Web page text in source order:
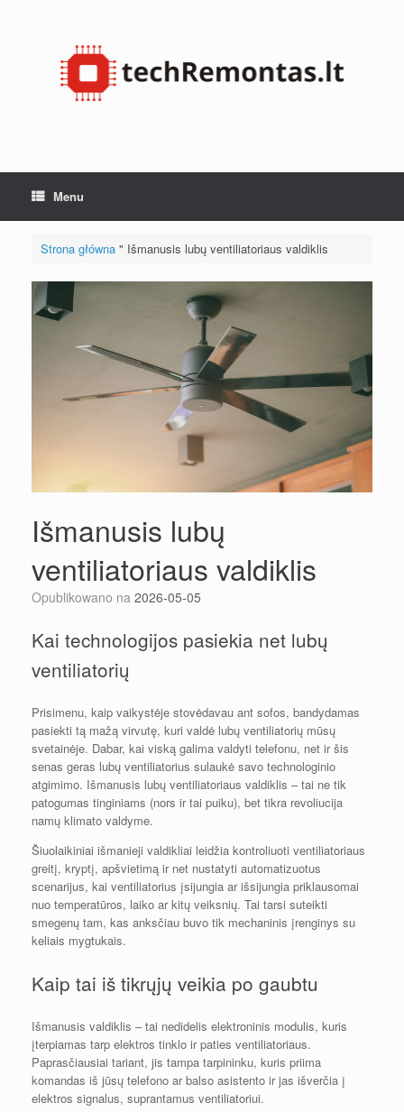
Menu
Strona główna" Išmanusis lubų ventiliatoriaus valdiklis
Išmanusis lubų
ventiliatoriaus valdiklis
Opublikowano na 2026-05-05
Kai technologijos pasiekia net lubų
ventiliatorių
Prisimenu, kaip vaikystėje stovėdavau ant sofos, bandydamas
pasiekti tą mažą virvutę, kuri valdė lubų ventiliatorių mūsų
svetainėje. Dabar, kai viską galima valdyti telefonu, net ir šis
senas geras lubų ventiliatorius sulaukė savo technologinio
atgimimo. Išmanusis lubų ventiliatoriaus valdiklis – tai ne tik
patogumas tinginiams (nors ir tai puiku), bet tikra revoliucija
namų klimato valdyme.
Šiuolaikiniai išmanieji valdikliai leidžia kontroliuoti ventiliatoriaus
greitį, kryptį, apšvietimą ir net nustatyti automatizuotus
scenarijus, kai ventiliatorius įsijungia ar išsijungia priklausomai
nuo temperatūros, laiko ar kitų veiksnių. Tai tarsi suteikti
smegenų tam, kas anksčiau buvo tik mechaninis įrenginys su
keliais mygtukais.
Kaip tai iš tikrųjų veikia po gaubtu
Išmanusis valdiklis – tai nedidelis elektroninis modulis, kuris
įterpiamas tarp elektros tinklo ir paties ventiliatoriaus.
Paprasčiausiai tariant, jis tampa tarpininku, kuris priima
komandas iš jūsų telefono ar balso asistento ir jas išverčia į
elektros signalus, suprantamus ventiliatoriui.